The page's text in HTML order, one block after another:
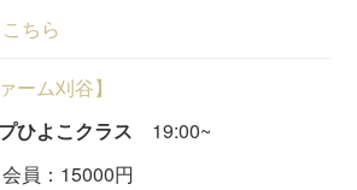
ちら
ーム刈谷】
ひよこクラス 19:00~
員：15000円